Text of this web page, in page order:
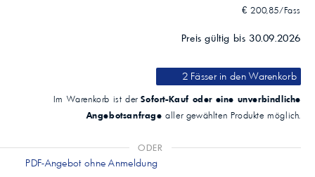
€ 200,85/Fass
Preis gültig bis 30.09.2026
2 Fässerin den Warenkorb
Im Warenkorb ist derSofort-Kauf oder eine unverbindliche
Angebotsanfrage aller gewählten Produkte möglich.
ODER
PDF-Angebot ohne Anmeldung